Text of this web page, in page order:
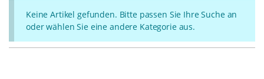
Keine Artikel gefunden. Bitte passen Sie Ihre Suche an
oder wählen Sie eine andere Kategorie aus.